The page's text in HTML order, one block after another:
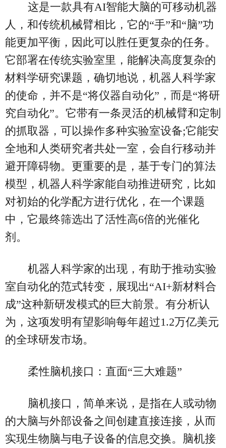
这是一款具有AI智能大脑的可移动机器
人，和传统机械臂相比，它的“手”和“脑”功
能更加平衡，因此可以胜任更复杂的任务。
它部署在传统实验室里，能解决高度复杂的
材料学研究课题，确切地说，机器人科学家
的使命，并不是“将仪器自动化”，而是“将研
究自动化”。它带有一条灵活的机械臂和定制
的抓取器，可以操作多种实验室设备;它能安
全地和人类研究者共处一室，会自行移动并
避开障碍物。更重要的是，基于专门的算法
模型，机器人科学家能自动推进研究，比如
对初始的化学配方进行优化，在一个课题
中，它最终筛选出了活性高6倍的光催化
剂。
机器人科学家的出现，有助于推动实验
室自动化的范式转变，展现出“AI+新材料合
成”这种新研发模式的巨大前景。有分析认
为，这项发明有望影响每年超过1.2万亿美元
的全球研发市场。
柔性脑机接口：直面“三大难题”
脑机接口，简单来说，是指在人或动物
的大脑与外部设备之间创建直接连接，从而
实现生物脑与电子设备的信息交换。脑机接